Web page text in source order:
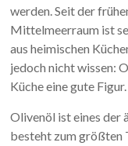
werden. Seit der
Mittelmeerraum ist
aus heimischen
jedoch nicht wissen:
Küche eine gute Figur.
Olivenöl ist eines der
besteht zum größten